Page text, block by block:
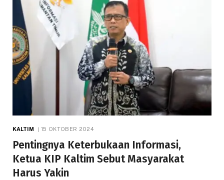
KALTIM 15 OKTOBER 2024
Pentingnya Keterbukaan Informasi,
Ketua KIP Kaltim Sebut Masyarakat
Harus Yakin